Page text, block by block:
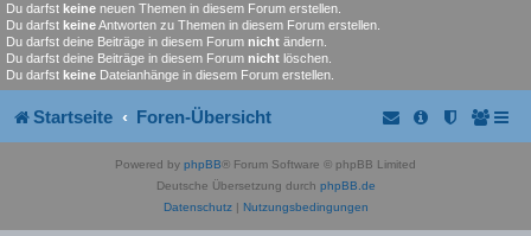
Du darfst keine neuen Themen in diesem Forum erstellen.
Du darfst keineAntworten zu Themen in diesem Forum erstellen.
Du darfst deine Beiträge in diesem Forum nicht ändern.
Du darfst deine Beiträge in diesem Forum nicht löschen.
Du darfst keine Dateianhänge in diesem Forum erstellen.
Startseite Foren-Übersicht
Powered by phpBB® Forum Software © phpBB Limited
Deutsche Übersetzung durch phpBB.de
Datenschutz| Nutzungsbedingungen